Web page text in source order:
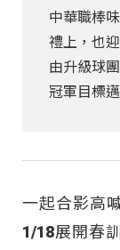
中華職棒
禮上，也
由升級球
冠軍目標
一起合影高
1/18展開春